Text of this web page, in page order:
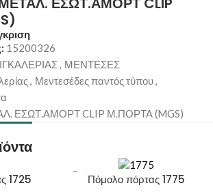
15200326
, ΜΕΝΤΕΣΕΣ
, Μεντεσέδες παντός τύπου,
ΕΣΩΤ.ΑΜΟΡΤ CLIP Μ.ΠΟΡΤΑ (MGS)
1725 Πόμολο πόρτας 1775